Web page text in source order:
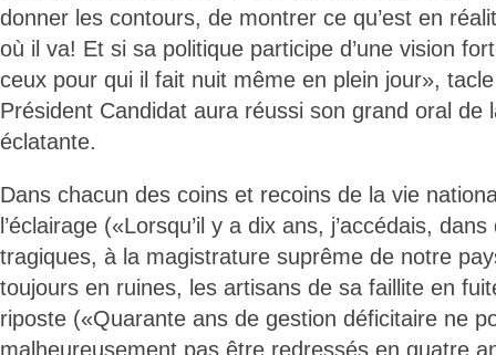
donner les contours, de montrer ce qu’est en
où il va! Et si sa politique participe d’une vision
ceux pour qui il fait nuit même en plein jour»,
Président Candidat aura réussi son grand oral de
éclatante.
Dans chacun des coins et recoins de la vie
l’éclairage («Lorsqu’il y a dix ans, j’accédais,
tragiques, à la magistrature suprême de notre
toujours en ruines, les artisans de sa faillite en
riposte («Quarante ans de gestion déficitaire ne
malheureusement pas être redressés en quatre